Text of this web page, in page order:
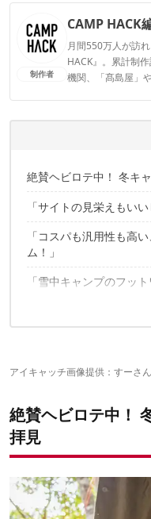
制作者
CAMP HACK
月間550万人が訪
HACK』。累計制
機関、「髙島屋」
CAMP HACK編
絶賛ヘビロテ中！ 冬キ
「サイトの見栄えもい
武井バーナー／パープ
「コスパも汎用性も高
ム！」
カインズ あったかブラ
「雪中キャンプのフッ
MOUNTAIN
「これでソロ鍋をやる
靴下屋 リブセパレート
「あの"超極暖"よりあっ
ひだまり本舗 ひだまり
アイキャッチ画像提供：すーさん
絶賛ヘビロテ中！
拝見